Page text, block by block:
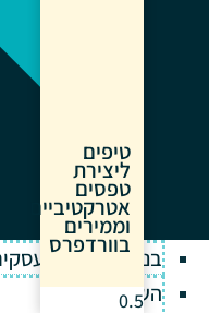
טיפים
ליצירת
טפסים
אטרקטיביים
וממירים
בוורדפרס
בניית אתרים לעסקים
השירותים שלנו